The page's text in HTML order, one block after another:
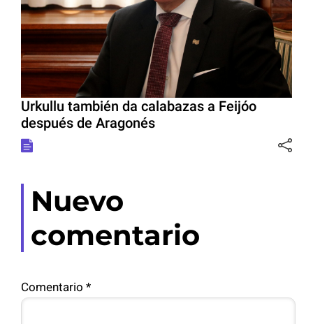
Urkullu también da calabazas a Feijóo
después de Aragonés
Nuevo
comentario
Comentario *